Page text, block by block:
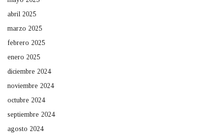
abril 2025
marzo 2025
febrero 2025
enero 2025
diciembre 2024
noviembre 2024
octubre 2024
septiembre 2024
agosto 2024